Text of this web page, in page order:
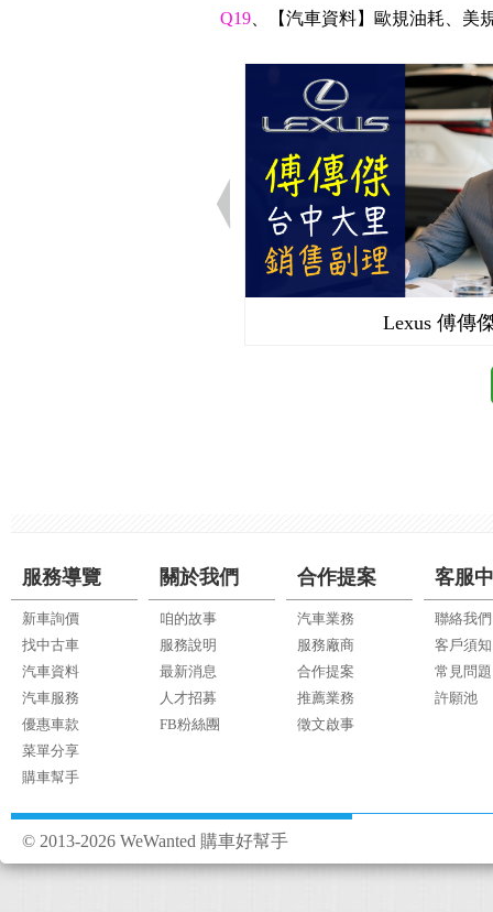
Q19 、【汽車資料】歐規油耗、美
Lexus 傅傳
服務導覽
新車詢價
找中古車
汽車資料
汽車服務
優惠車款
菜單分享
購車幫手
關於我們
咱的故事
服務說明
最新消息
人才招募
FB粉絲團
合作提案
汽車業務
服務廠商
合作提案
推薦業務
徵文啟事
客服
聯絡我們
客戶須知
常見問題
許願池
© 2013-2026 WeWanted 購車好幫手